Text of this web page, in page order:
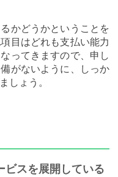
かどうかということを
目はどれも支払い能力
ってきますので、申し
がないように、しっか
しょう。
ビスを展開している